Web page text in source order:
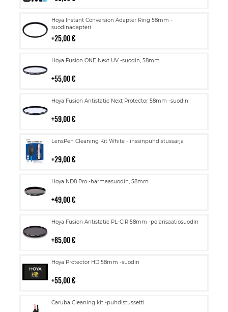
Hoya Instant Conversion Adapter Ring 58mm -
suodinadapteri
25,00 €
Lisää
ostoskoriin
Hoya Fusion ONE Next UV -suodin, 58mm
55,00 €
Lisää
Hoya Fusion Antistatic Next Protector 58mm -suodin
59,00 €
Lisää
LensPen Cleaning Kit White -linssinpuhdistussarja
29,00 €
Lisää
Hoya ND8 Pro -harmaasuodin, 58mm
49,00 €
Lisää
Hoya Fusion Antistatic PL-CIR 58mm -polarisaatiosuodin
85,00 €
Lisää
Hoya Protector HD 58mm -suodin
55,00 €
Lisää
Caruba Cleaning kit -puhdistussetti
Lisää